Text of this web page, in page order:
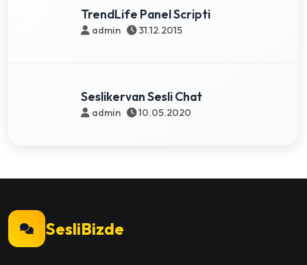
TrendLife Panel Scripti
admin 31.12.2015
Seslikervan Sesli Chat
admin 10.05.2020
SesliBizde